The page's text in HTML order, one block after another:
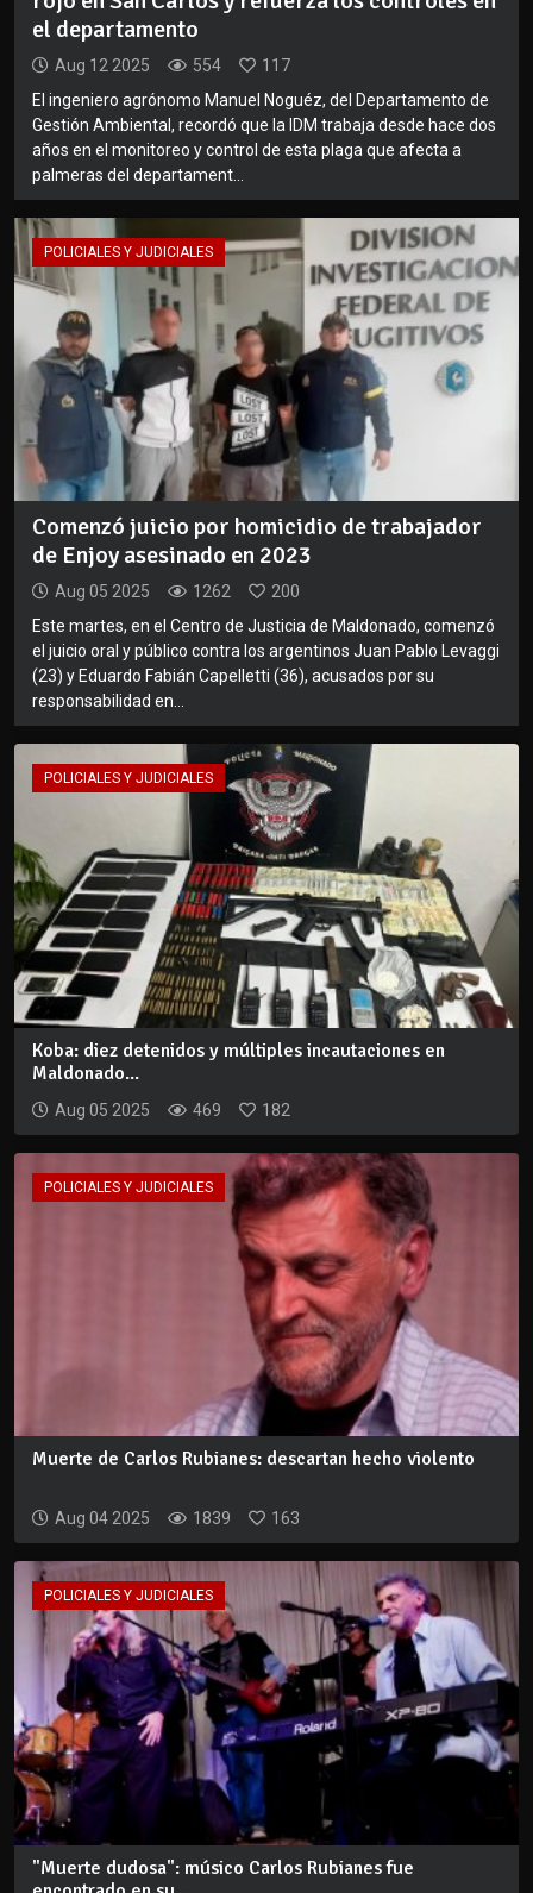
el departamento
Aug 12 2025 554
117
El ingeniero agrónomo Manuel Noguéz, del Departamento de
Gestión Ambiental, recordó que la IDM trabaja desde hace dos
años en el monitoreo y control de esta plaga que afecta a
palmeras del departament...
POLICIALES Y JUDICIALES
Comenzó juicio por homicidio de trabajador
de Enjoy asesinado en 2023
Aug 05 2025 1262
200
Este martes, en el Centro de Justicia de Maldonado, comenzó
el juicio oral y público contra los argentinos Juan Pablo Levaggi
(23) y Eduardo Fabián Capelletti (36), acusados por su
responsabilidad en...
POLICIALES Y JUDICIALES
Koba: diez detenidos y múltiples incautaciones en
Maldonado...
Aug 05 2025 469 182
POLICIALES Y JUDICIALES
Muerte de Carlos Rubianes: descartan hecho violento
Aug 04 2025 1839 163
POLICIALES Y JUDICIALES
"Muerte dudosa": músico Carlos Rubianes fue